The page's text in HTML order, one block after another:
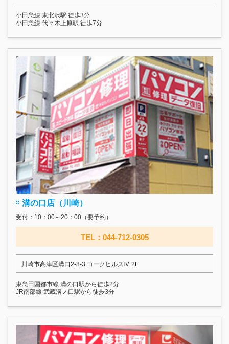
小田急線 東北沢駅 徒歩3分
小田急線 代々木上原駅 徒歩7分
溝の口店（川崎）
受付：10：00～20：00（要予約）
TEL：044-712-0305
川崎市高津区溝口2-8-3 コークヒルズⅣ 2F
東急田園都市線 溝の口駅から徒歩2分
JR南部線 武蔵溝ノ口駅から徒歩3分